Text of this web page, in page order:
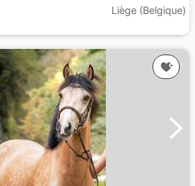
Liège (Belgique)